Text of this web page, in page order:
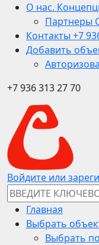
О нас.
Партнеры
Контакты +7
Добавить
+7 936 313 27 70
Войдите или
Главная
Выбрать
Выбрать